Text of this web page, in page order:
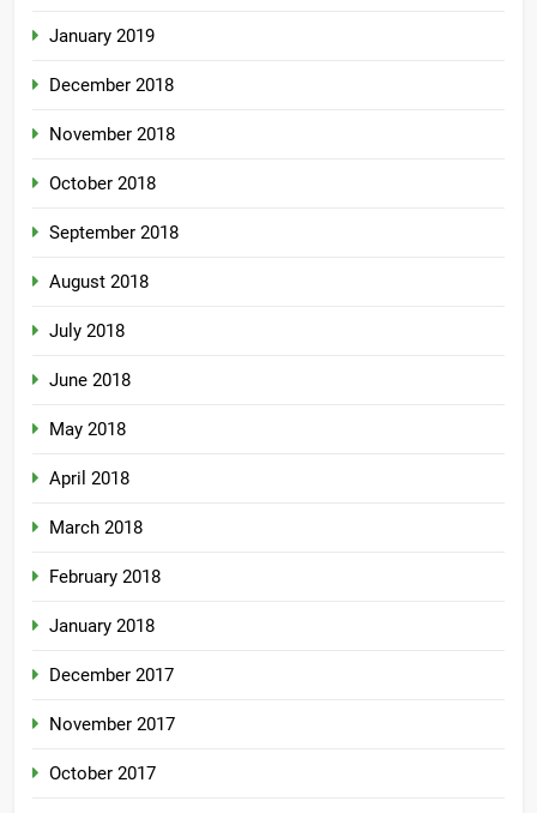
January 2019
December 2018
November 2018
October 2018
September 2018
August 2018
July 2018
June 2018
May 2018
April 2018
March 2018
February 2018
January 2018
December 2017
November 2017
October 2017